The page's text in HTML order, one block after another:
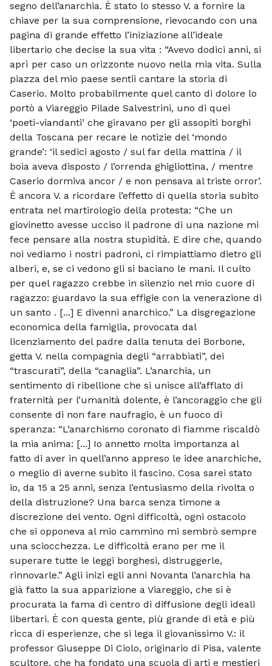
segno dell’anarchia. È stato lo stesso V. a fornire la
chiave per la sua comprensione, rievocando con una
pagina di grande effetto l’iniziazione all’ideale
libertario che decise la sua vita : “Avevo dodici anni, si
aprì per caso un orizzonte nuovo nella mia vita. Sulla
piazza del mio paese sentii cantare la storia di
Caserio. Molto probabilmente quel canto di dolore lo
portò a Viareggio Pilade Salvestrini, uno di quei
‘poeti-viandanti’ che giravano per gli assopiti borghi
della Toscana per recare le notizie del ‘mondo
grande’: ‘il sedici agosto / sul far della mattina / il
boia aveva disposto / l’orrenda ghigliottina, / mentre
Caserio dormiva ancor / e non pensava al triste orror’.
È ancora V. a ricordare l’effetto di quella storia subito
entrata nel martirologio della protesta: “Che un
giovinetto avesse ucciso il padrone di una nazione mi
fece pensare alla nostra stupidità. E dire che, quando
noi vediamo i nostri padroni, ci rimpiattiamo dietro gli
alberi, e, se ci vedono gli si baciano le mani. Il culto
per quel ragazzo crebbe in silenzio nel mio cuore di
ragazzo: guardavo la sua effigie con la venerazione di
un santo . [...] E divenni anarchico.” La disgregazione
economica della famiglia, provocata dal
licenziamento del padre dalla tenuta dei Borbone,
getta V. nella compagnia degli “arrabbiati”, dei
“trascurati”, della “canaglia”. L’anarchia, un
sentimento di ribellione che si unisce all’afflato di
fraternità per l’umanità dolente, è l’ancoraggio che gli
consente di non fare naufragio, è un fuoco di
speranza: “L’anarchismo coronato di fiamme riscaldò
la mia anima: [...] Io annetto molta importanza al
fatto di aver in quell’anno appreso le idee anarchiche,
o meglio di averne subito il fascino. Cosa sarei stato
io, da 15 a 25 anni, senza l’entusiasmo della rivolta o
della distruzione? Una barca senza timone a
discrezione del vento. Ogni difficoltà, ogni ostacolo
che si opponeva al mio cammino mi sembrò sempre
una sciocchezza. Le difficoltà erano per me il
superare tutte le leggi borghesi, distruggerle,
rinnovarle.” Agli inizi egli anni Novanta l’anarchia ha
già fatto la sua apparizione a Viareggio, che si è
procurata la fama di centro di diffusione degli ideali
libertari. È con questa gente, più grande di età e più
ricca di esperienze, che si lega il giovanissimo V.: il
professor Giuseppe Di Ciolo, originario di Pisa, valente
scultore, che ha fondato una scuola di arti e mestieri